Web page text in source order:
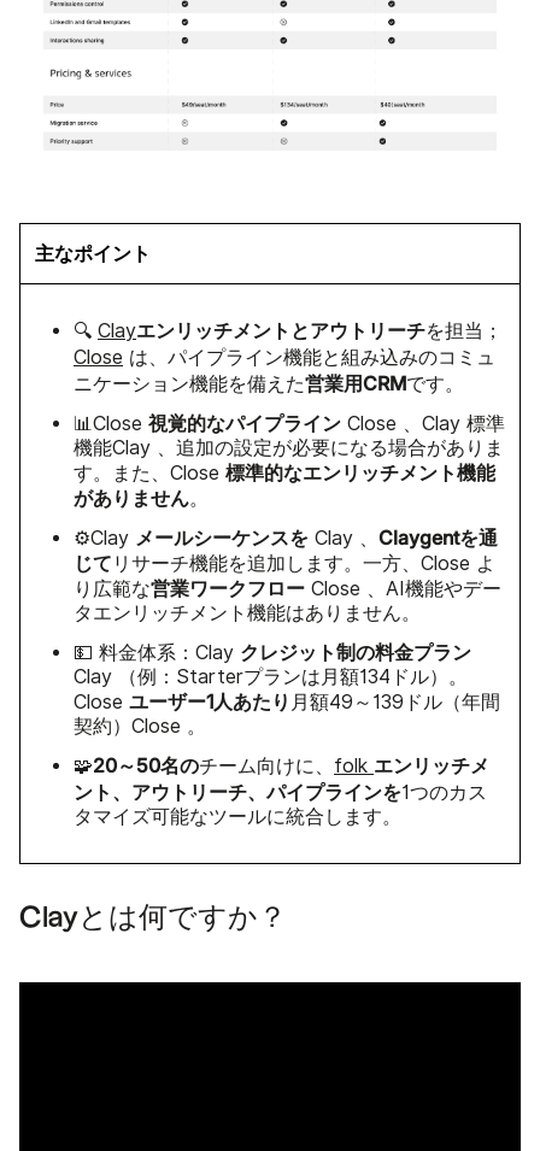
主なポイント
🔍 Clayエンリッチメントとアウトリーチを担当；
Close は、パイプライン機能と組み込みのコミュ
ニケーション機能を備えた営業用CRMです。
📊Close 視覚的なパイプライン Close 、Clay 標準
機能Clay 、追加の設定が必要になる場合がありま
す。また、Close 標準的なエンリッチメント機能
がありません。
⚙️Clay メールシーケンスを Clay 、 Claygentを通
じて リサーチ機能を追加します。一方、Close よ
り広範な営業ワークフロー Close 、AI機能やデー
タエンリッチメント機能はありません。
💵 料金体系：Clay クレジット制の料金プラン
Clay （例：Starterプランは月額134ドル）。
Close ユーザー1人あたり 月額49～139ドル（年間
契約）Close 。
🧩20～50名のチーム向けに、 folk エンリッチメ
ント、アウトリーチ、パイプラインを1つのカス
タマイズ可能なツールに統合します。
Clayとは何ですか？